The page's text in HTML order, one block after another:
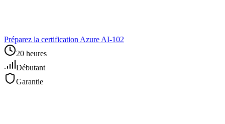
Préparez la certification Azure AI‑102
20 heures
Débutant
Garantie